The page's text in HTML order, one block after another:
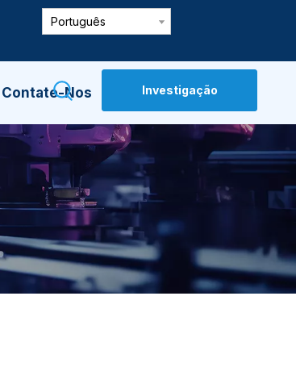
Português
Contate-Nos Investigação